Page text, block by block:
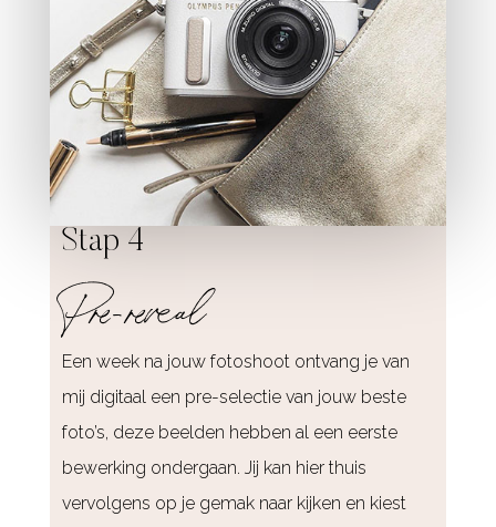
Stap 4
Pre-reveal
Een week na jouw fotoshoot ontvang je van
mij digitaal een pre-selectie van jouw beste
foto’s, deze beelden hebben al een eerste
bewerking ondergaan. Jij kan hier thuis
vervolgens op je gemak naar kijken en kiest